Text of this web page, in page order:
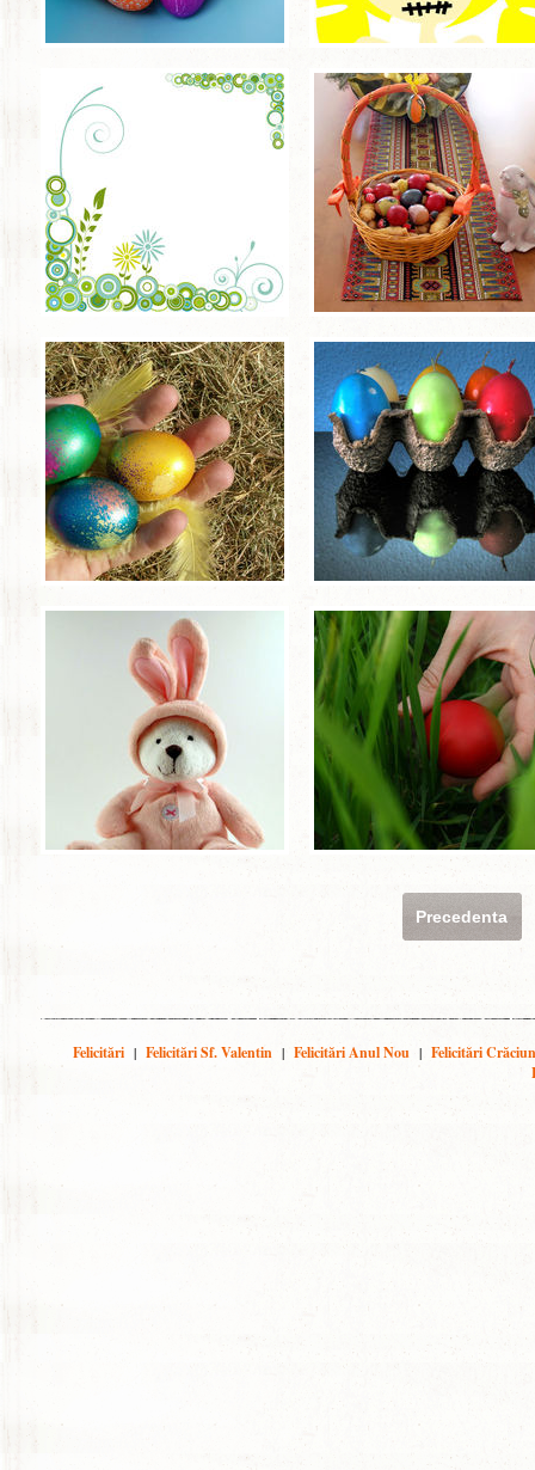
Precedenta
Felicitări | Felicitări Sf. Valentin | Felicitări Anul Nou | Felicitări